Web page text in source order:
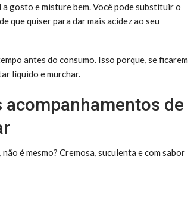
gosto e misture bem. Você pode substituir o
que quiser para dar mais acidez ao seu
antes do consumo. Isso porque, se ficarem
líquido e murchar.
acompanhamentos de
é mesmo? Cremosa, suculenta e com sabor